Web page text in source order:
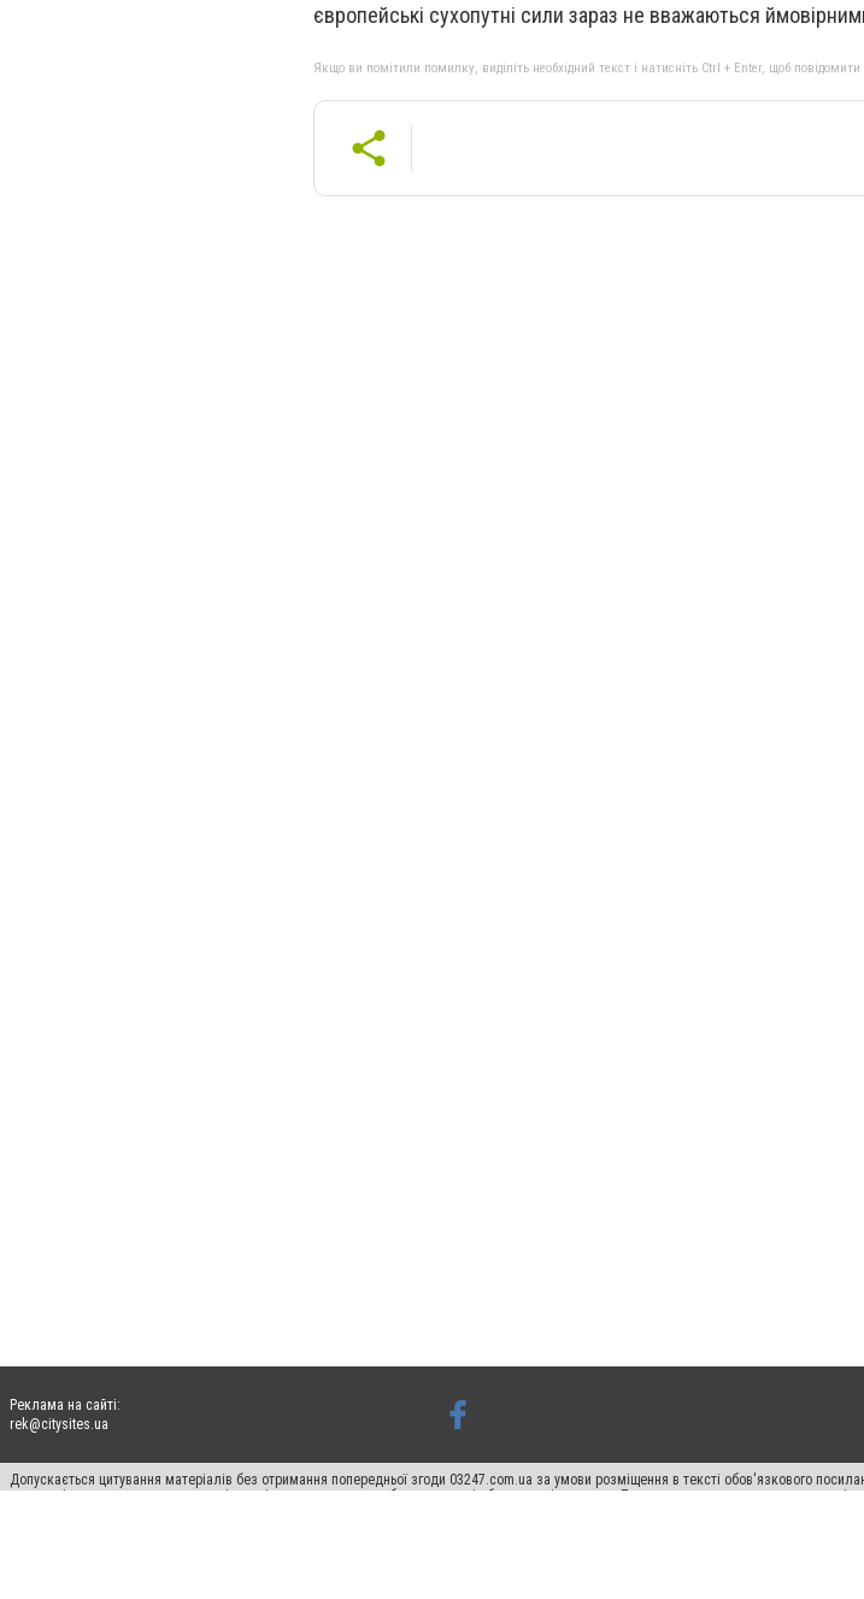
європейські сухопутні сили зараз не вважаються
Якщо ви помітили помилку, виділіть необхідний текст і натисніть Ctrl + Enter, щоб
Реклама на сайті:
rek@citysites.ua
Допускається цитування матеріалів без отримання попередньої згоди 03247.com.ua за умови розміщення в тексті обов'язкового
систем гіперпосилання на цитовані статті не нижче другого абзацу в тексті або в якості джерела. Порушення виняткових прав